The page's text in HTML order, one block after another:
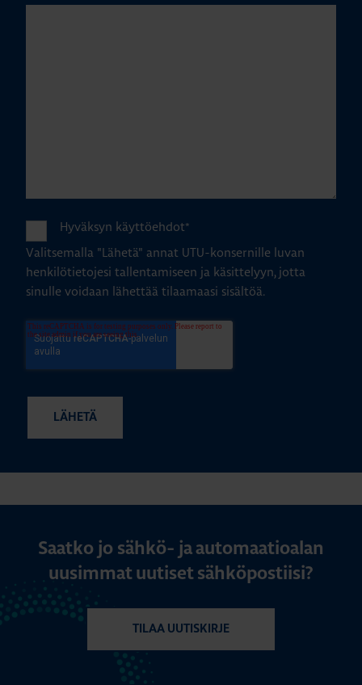
Hyväksyn käyttöehdot*
Valitsemalla "Lähetä" annat UTU-konsernille luvan
henkilötietojesi tallentamiseen ja käsittelyyn, jotta
sinulle voidaan lähettää tilaamaasi sisältöä.
Saatko jo sähkö- ja automaatioalan
uusimmat uutiset sähköpostiisi?
TILAA UUTISKIRJE